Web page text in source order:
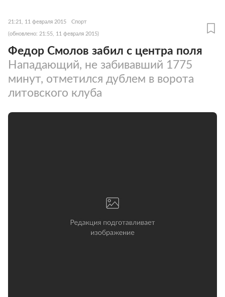
21:21, 11 февраля 2015 Спорт
(обновлено: 21:55, 11 февраля 2015)
Федор Смолов забил с центра поля
Нападающий, не забивавший 1775
минут, отметился дублем в ворота
литовского клуба